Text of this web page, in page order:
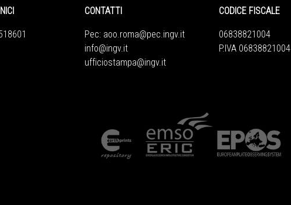
CONTATTI
Pec: aoo.roma@pec.ingv.it
info@ingv.it
ufficiostampa@ingv.it
CODICE FISCALE
06838821004
P.IVA 06838821004